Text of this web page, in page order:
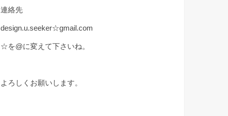
連絡先
design.u.seeker☆gmail.com
☆を@に変えて下さいね。
よろしくお願いします。